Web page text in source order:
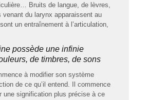
Bruits de langue, de lèvres,
venant du larynx apparaissent au
un entraînement à l’articulation,
possède une infinie
de timbres, de sons
à modifier son système
de ce qu’il entend. Il commence
une signification plus précise à ce